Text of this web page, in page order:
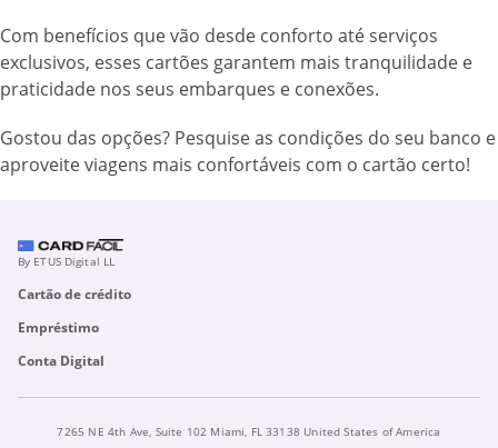
Com benefícios que vão desde conforto até serviços
exclusivos, esses cartões garantem mais tranquilidade e
praticidade nos seus embarques e conexões.
Gostou das opções? Pesquise as condições do seu banco e
aproveite viagens mais confortáveis com o cartão certo!
By ETUS Digital LL
Cartão de crédito
Empréstimo
Conta Digital
7265 NE 4th Ave, Suite 102 Miami, FL 33138 United States of America